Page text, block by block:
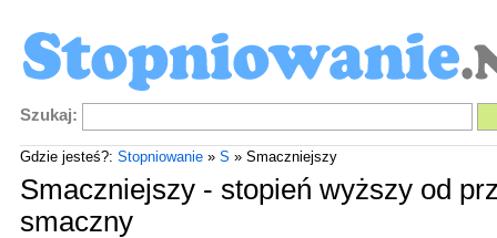
Szukaj:
Gdzie jesteś?: Stopniowanie» S » Smaczniejszy
Smaczniejszy - stopień wyższy od
smaczny